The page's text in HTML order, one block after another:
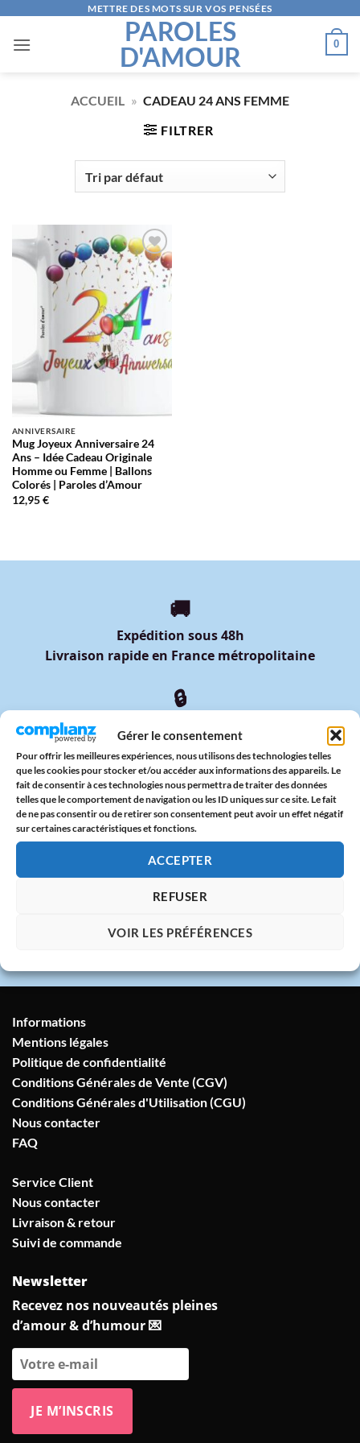
Gérer le consentement
Pour offrir les meilleures expériences, nous utilisons des technologies telles
que les cookies pour stocker et/ou accéder aux informations des appareils. Le
fait de consentir à ces technologies nous permettra de traiter des données
telles que le comportement de navigation ou les ID uniques sur ce site. Le fait
de ne pas consentir ou de retirer son consentement peut avoir un effet négatif
sur certaines caractéristiques et fonctions.
ACCEPTER
REFUSER
VOIR LES PRÉFÉRENCES
contenu
METTRE DES MOTS SUR VOS PENSÉES
PAROLES
D'AMOUR
0
ACCUEIL » CADEAU 24 ANS FEMME
FILTRER
AJOUTER
À LA
LISTE
D’ENVIES
ANNIVERSAIRE
Mug Joyeux Anniversaire 24
Ans – Idée Cadeau Originale
Homme ou Femme | Ballons
Colorés | Paroles d’Amour
12,95€
🚚
Expédition sous 48h
Livraison rapide en France métropolitaine
🔒
CB & PayPal sur serveur protégé
🇫🇷
Atelier en France
Imprimé avec amour dans notre atelier à
Marseille
💬
Service client humain
Informations
Mentions légales
Politique de confidentialité
Conditions Générales de Vente (CGV)
Conditions Générales d'Utilisation (CGU)
Nous contacter
FAQ
Service Client
Nous contacter
Livraison & retour
Suivi de commande
Newsletter
Recevez nos nouveautés pleines
d’amour & d’humour 💌